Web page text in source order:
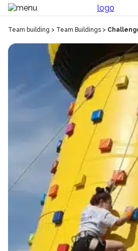
Team building > Team Buildings >